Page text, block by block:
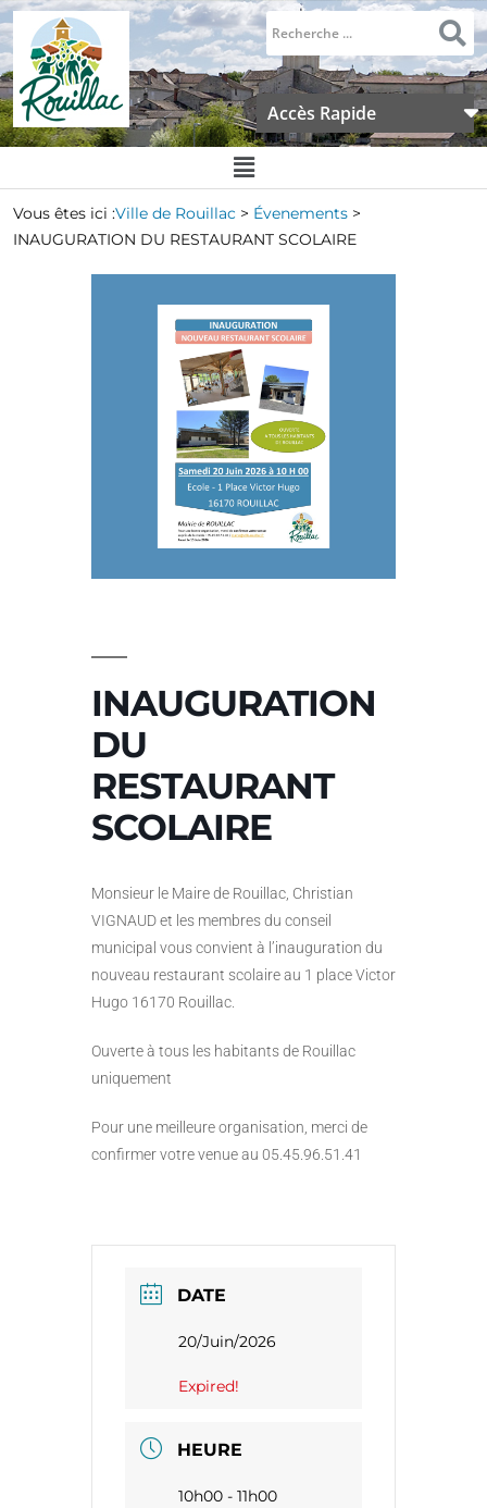
Accès Rapide
Vous êtes ici :Ville de Rouillac > Évenements >
INAUGURATION DU RESTAURANT SCOLAIRE
INAUGURATION
DU
RESTAURANT
SCOLAIRE
Monsieur le Maire de Rouillac, Christian
VIGNAUD et les membres du conseil
municipal vous convient à l’inauguration du
nouveau restaurant scolaire au 1 place Victor
Hugo 16170 Rouillac.
Ouverte à tous les habitants de Rouillac
uniquement
Pour une meilleure organisation, merci de
confirmer votre venue au 05.45.96.51.41
DATE
20/Juin/2026
Expired!
HEURE
10h00 - 11h00